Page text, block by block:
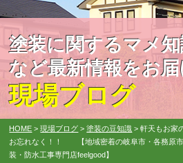
塗装に関するマメ
など最新情報をお
現場ブログ
HOME >現場ブログ >塗装の豆知識 >軒天もお家
お忘れなく！！ 【地域密着の岐阜市・各務原市
装・防水工事専門店feelgood】